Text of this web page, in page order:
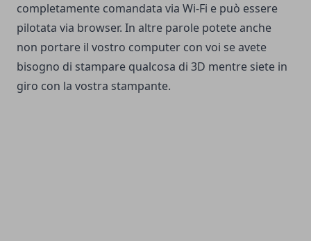
completamente comandata via Wi-Fi e può essere
pilotata via browser. In altre parole potete anche
non portare il vostro computer con voi se avete
bisogno di stampare qualcosa di 3D mentre siete in
giro con la vostra stampante.